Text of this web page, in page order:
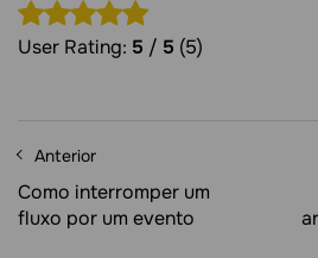
User Rating: 5 / 5 (5)
Anterior
Como interromper um
fluxo por um evento